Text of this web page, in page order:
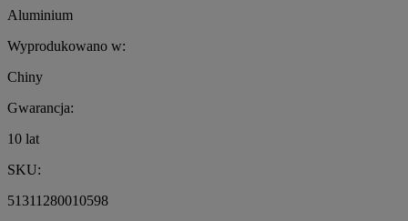
Aluminium
Wyprodukowano w:
Chiny
Gwarancja:
10 lat
SKU:
51311280010598